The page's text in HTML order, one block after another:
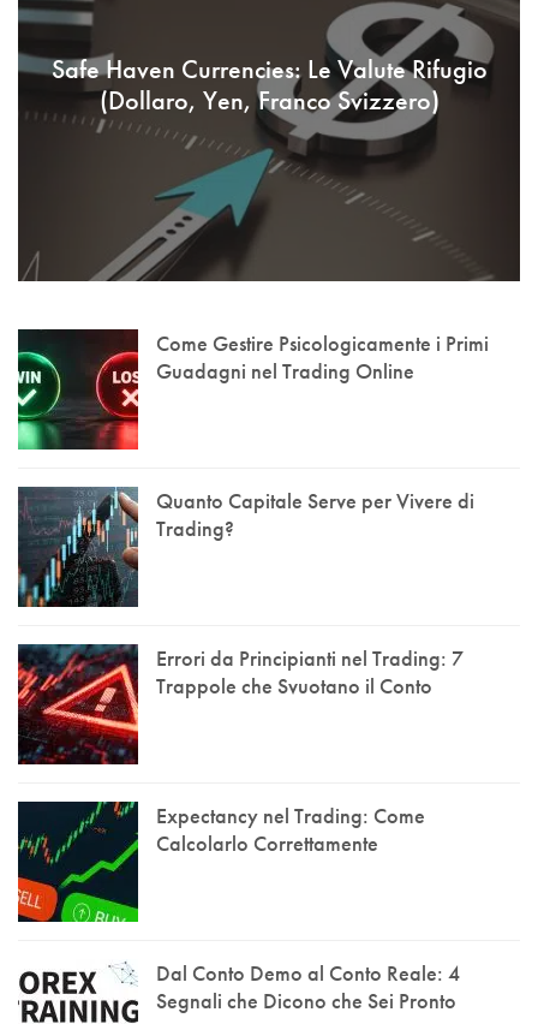
Safe Haven Currencies: Le Valute Rifugio
(Dollaro, Yen, Franco Svizzero)
Come Gestire Psicologicamente i Primi
Guadagni nel Trading Online
Quanto Capitale Serve per Vivere di
Trading?
Errori da Principianti nel Trading: 7
Trappole che Svuotano il Conto
Expectancy nel Trading: Come
Calcolarlo Correttamente
Dal Conto Demo al Conto Reale: 4
Segnali che Dicono che Sei Pronto